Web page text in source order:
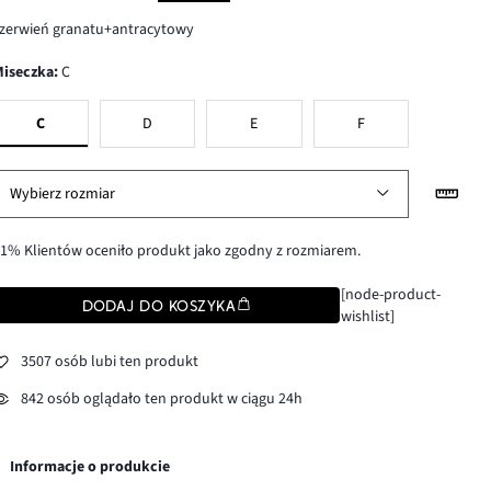
granatu+antracytowy
Miseczka:C
C D E F
Wybierz rozmiar
Klientów oceniło produkt jako zgodny z rozmiarem.
DODAJ DO KOSZYKA
[node-product-
wishlist]
3507 osób lubi ten produkt
842 osób oglądało ten produkt w ciągu 24h
Informacje o produkcie